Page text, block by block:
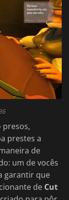
presos,
prestes a
de
um de vocês
garantir que
de Cut